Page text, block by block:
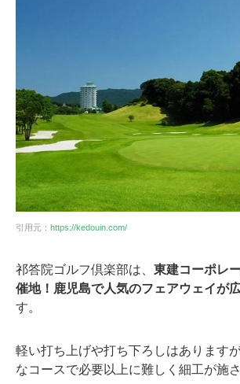
引用元： https://kedouin.com/
祁答院ゴルフ倶楽部は、 東建コーポレ
催地！鹿児島で人気のフェアウェイが
す。
軽い打ち上げや打ち下ろしはあります
なコースで必要以上に難しく細工が施